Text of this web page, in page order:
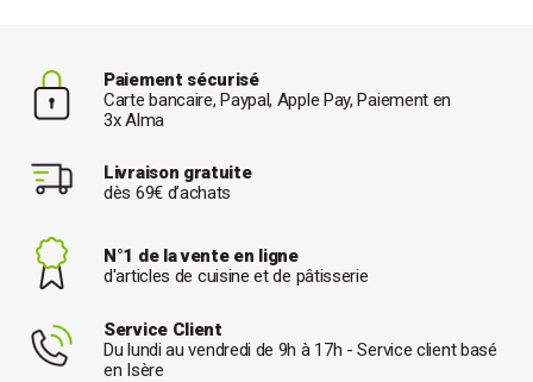
Paiement sécurisé
Carte bancaire, Paypal, Apple Pay, Paiement en
3x Alma
Livraison gratuite
dès 69€ d’achats
N°1 de la vente en ligne
d'articles de cuisine et de pâtisserie
Service Client
Du lundi au vendredi de 9h à 17h - Service client basé
en Isère